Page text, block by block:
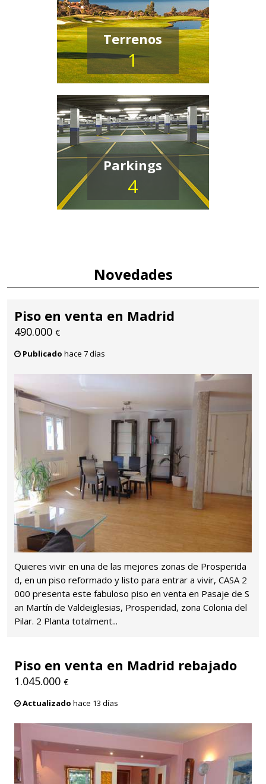
Terrenos
1
Parkings
4
Novedades
Piso en venta en Madrid
490.000 €
Publicado hace 7 días
Quieres vivir en una de las mejores zonas de Prosperida
d, en un piso reformado y listo para entrar a vivir, CASA 2
000 presenta este fabuloso piso en venta en Pasaje de S
an Martín de Valdeiglesias, Prosperidad, zona Colonia del
Pilar. 2 Planta totalment...
Piso en venta en Madrid rebajado
1.045.000 €
Actualizado hace 13 días